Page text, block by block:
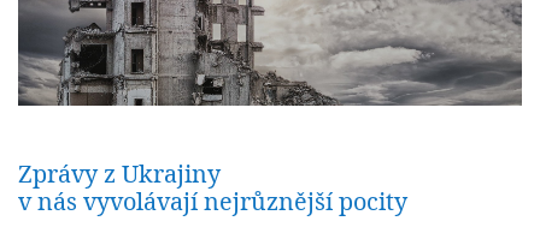
Zprávy z Ukrajiny
v nás vyvolávají nejrůznější pocity